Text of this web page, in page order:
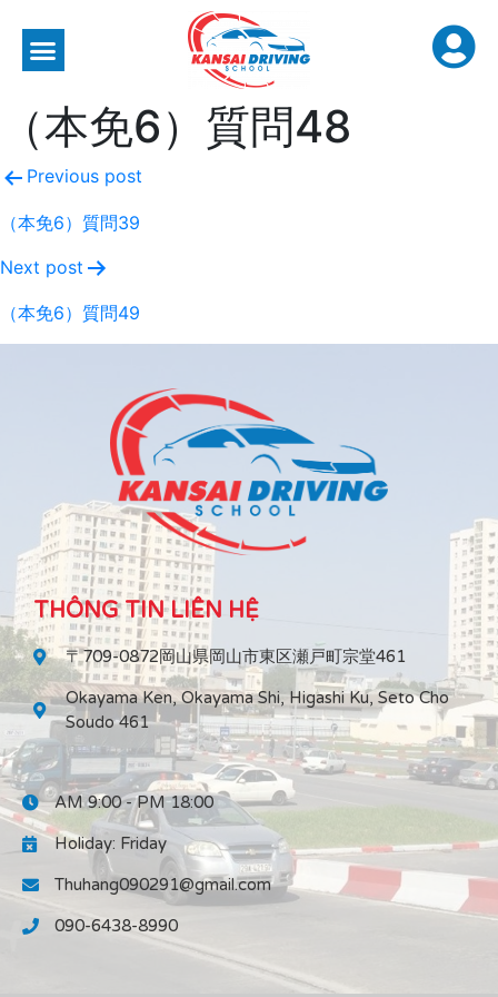
（本免6）質問48
Previous post
（本免6）質問39
Next post
（本免6）質問49
THÔNG TIN LIÊN HỆ
〒709-0872岡山県岡山市東区瀬戸町宗堂461
Okayama Ken, Okayama Shi, Higashi Ku, Seto Cho
Soudo 461
AM 9:00 - PM 18:00
Holiday: Friday
Thuhang090291@gmail.com
090-6438-8990